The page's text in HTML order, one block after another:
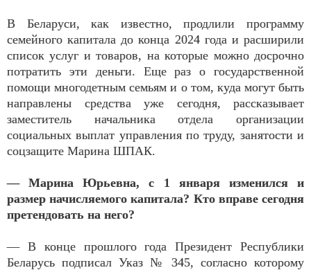
В Беларуси, как известно, продлили программу
семейного капитала до конца 2024 года и расширили
список услуг и товаров, на которые можно досрочно
потратить эти деньги. Еще раз о государственной
помощи многодетным семьям и о том, куда могут быть
направлены средства уже сегодня, рассказывает
заместитель начальника отдела организации
социальных выплат управления по труду, занятости и
соцзащите Марина ШПАК.
— Марина Юрьевна, с 1 января изменился и
размер начисляемого капитала? Кто вправе сегодня
претендовать на него?
— В конце прошлого года Президент Республики
Беларусь подписал Указ № 345, согласно которому